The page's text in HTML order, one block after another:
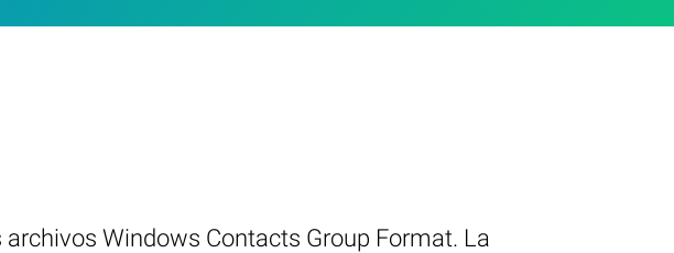
Windows Contacts Group Format. La